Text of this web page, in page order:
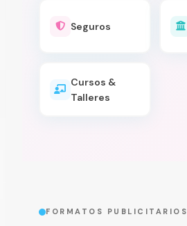
Seguros
Cursos &
Talleres
FORMATOS PUBLICITARIOS